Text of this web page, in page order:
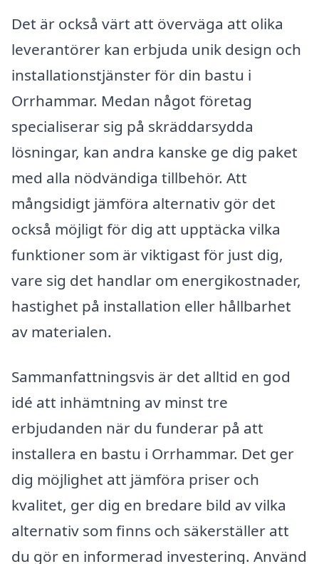
Det är också värt att överväga att olika
leverantörer kan erbjuda unik design och
installationstjänster för din bastu i
Orrhammar. Medan något företag
specialiserar sig på skräddarsydda
lösningar, kan andra kanske ge dig paket
med alla nödvändiga tillbehör. Att
mångsidigt jämföra alternativ gör det
också möjligt för dig att upptäcka vilka
funktioner som är viktigast för just dig,
vare sig det handlar om energikostnader,
hastighet på installation eller hållbarhet
av materialen.
Sammanfattningsvis är det alltid en god
idé att inhämtning av minst tre
erbjudanden när du funderar på att
installera en bastu i Orrhammar. Det ger
dig möjlighet att jämföra priser och
kvalitet, ger dig en bredare bild av vilka
alternativ som finns och säkerställer att
du gör en informerad investering. Använd